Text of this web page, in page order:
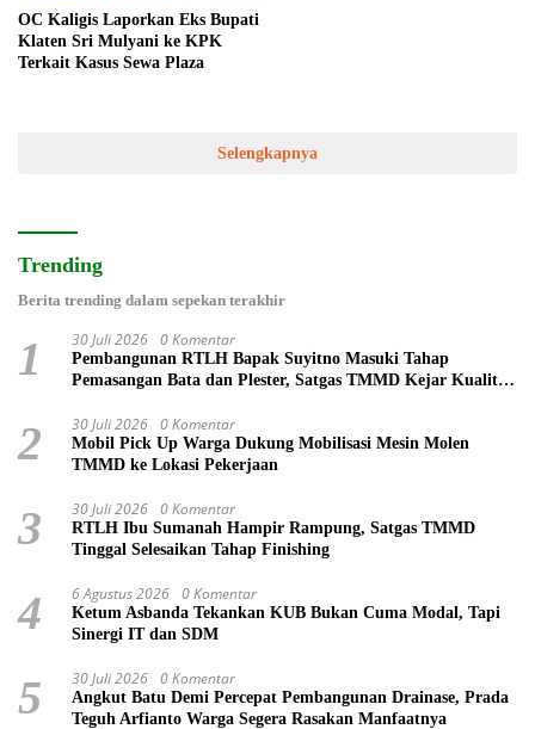
OC Kaligis Laporkan Eks Bupati
Klaten Sri Mulyani ke KPK
Terkait Kasus Sewa Plaza
Selengkapnya
Trending
Berita trending dalam sepekan terakhir
1 30 Juli 2026 0 Komentar
Pembangunan RTLH Bapak Suyitno Masuki Tahap
Pemasangan Bata dan Plester, Satgas TMMD Kejar Kualitas
2 30 Juli 2026 0 Komentar
Mobil Pick Up Warga Dukung Mobilisasi Mesin Molen
TMMD ke Lokasi Pekerjaan
3 30 Juli 2026 0 Komentar
RTLH Ibu Sumanah Hampir Rampung, Satgas TMMD
Tinggal Selesaikan Tahap Finishing
4 6 Agustus 2026 0 Komentar
Ketum Asbanda Tekankan KUB Bukan Cuma Modal, Tapi
Sinergi IT dan SDM
5 30 Juli 2026 0 Komentar
Angkut Batu Demi Percepat Pembangunan Drainase, Prada
Teguh Arfianto Warga Segera Rasakan Manfaatnya